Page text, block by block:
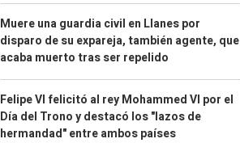
Muere una guardia civil en Llanes por
disparo de su expareja, también agente, que
acaba muerto tras ser repelido
Felipe VI felicitó al rey Mohammed VI por el
Día del Trono y destacó los "lazos de
hermandad" entre ambos países